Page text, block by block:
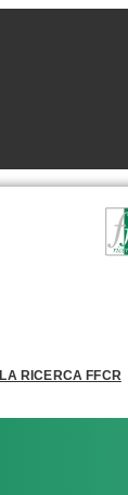
LA RICERCA FFCR